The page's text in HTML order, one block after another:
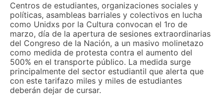
Centros de estudiantes, organizaciones sociales y
políticas, asambleas barriales y colectivos en lucha
como Unidxs por la Cultura convocan el 1ro de
marzo, día de la apertura de sesiones extraordinarias
del Congreso de la Nación, a un masivo molinetazo
como medida de protesta contra el aumento del
500% en el transporte público. La medida surge
principalmente del sector estudiantil que alerta que
con este tarifazo miles y miles de estudiantes
deberán dejar de cursar.